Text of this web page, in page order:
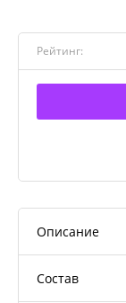
Рейтинг:
Описание
Состав